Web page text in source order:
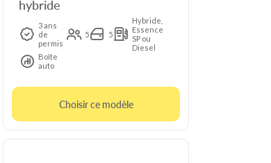
hybride
3 ans
de
permis
5 5
Hybride,
Essence
SP ou
Diesel
Boîte
auto
Choisir ce modèle